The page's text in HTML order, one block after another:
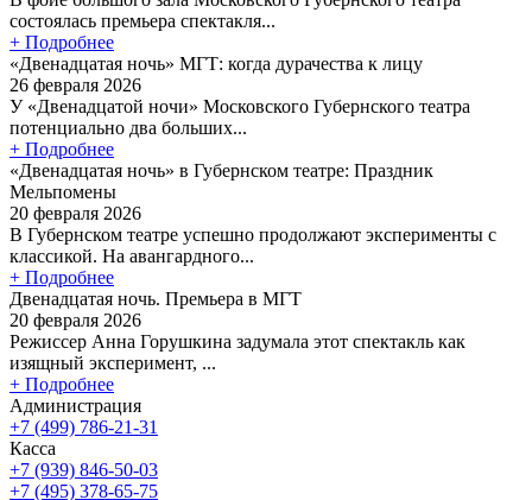
состоялась премьера спектакля...
+ Подробнее
«Двенадцатая ночь» МГТ: когда дурачества к лицу
26 февраля 2026
У «Двенадцатой ночи» Московского Губернского театра
потенциально два больших...
+ Подробнее
«Двенадцатая ночь» в Губернском театре: Праздник
Мельпомены
20 февраля 2026
В Губернском театре успешно продолжают эксперименты с
классикой. На авангардного...
+ Подробнее
Двенадцатая ночь. Премьера в МГТ
20 февраля 2026
Режиссер Анна Горушкина задумала этот спектакль как
изящный эксперимент, ...
+ Подробнее
Администрация
+7 (499) 786-21-31
Касса
+7 (939) 846-50-03
+7 (495) 378-65-75